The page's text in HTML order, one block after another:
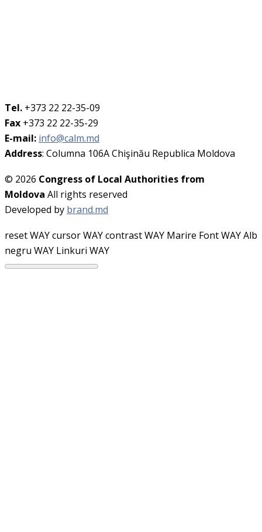
Tel. +373 22 22-35-09
Fax +373 22 22-35-29
E-mail: info@calm.md
Address: Columna 106A Chişinău Republica Moldova
© 2026 Congress of Local Authorities from
Moldova All rights reserved
Developed by brand.md
reset WAYcursor WAYcontrast WAY Marire Font WAYAlb
negru WAY Linkuri WAY